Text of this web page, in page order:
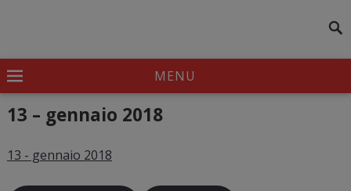
MENU
13 – gennaio 2018
13 - gennaio 2018